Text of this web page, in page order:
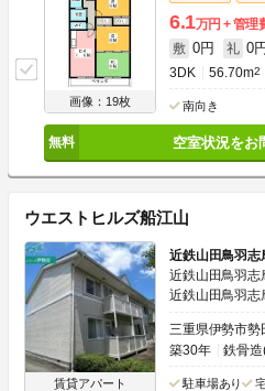
画像：19枚
6.1万円 管理
敷 0円 礼 0円
3DK 56.70m2
南向き
空室状況をお
ウエストヒルズ船江山
賃貸アパート
近鉄山田鳥羽志
近鉄山田鳥羽志
近鉄山田鳥羽志
三重県伊勢市勢
築30年
鉄骨造
駐車場あり